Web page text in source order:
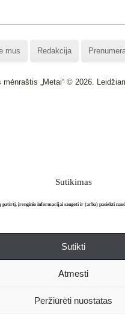
Sutikimas
patirtį, įrenginio informacijai saugoti ir (arba) pasiekti
Sutikti
Atmesti
Peržiūrėti nuostatas
mus Redakcija
mėnraštis „Metai“ © 2026.